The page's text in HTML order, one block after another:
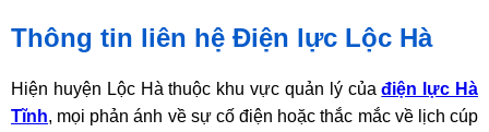
Thông tin liên hệ Điện lực Lộc Hà
Hiện huyện Lộc Hà thuộc khu vực quản lý củađiện lực Hà
Tĩnh, mọi phản ánh về sự cố điện hoặc thắc mắc về lịch cúp